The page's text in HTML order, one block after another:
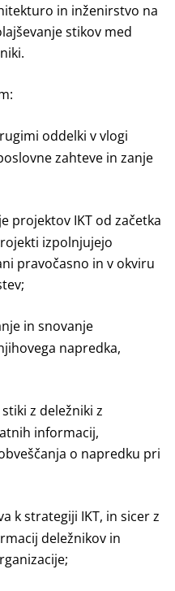
in inženirstvo na
stikov med
oddelki v vlogi
zahteve in zanje
projektov IKT od začetka
izpolnjujejo
pravočasno in v okviru
in snovanje
napredka,
z deležniki z
informacij,
o napredku pri
k strategiji IKT, in sicer z
deležnikov in